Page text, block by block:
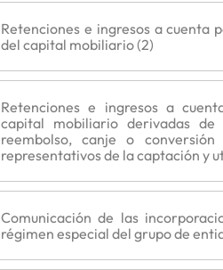
Retenciones e ingresos a cuenta
del capital mobiliario (2)
Retenciones e ingresos a
capital mobiliario derivadas de
reembolso, canje o
representativos de la captación y
Comunicación de las
régimen especial del grupo de